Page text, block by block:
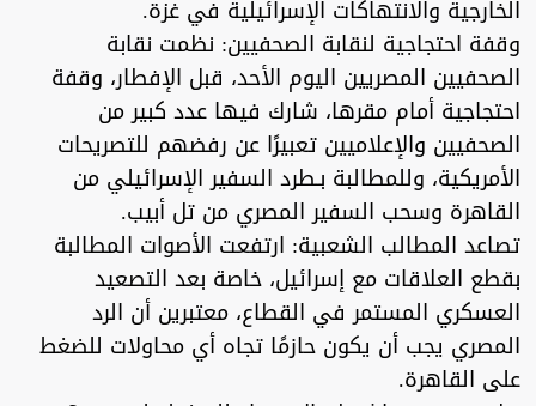
الخارجية والانتهاكات الإسرائيلية في غزة.
وقفة احتجاجية لنقابة الصحفيين: نظمت نقابة
الصحفيين المصريين اليوم الأحد، قبل الإفطار، وقفة
احتجاجية أمام مقرها، شارك فيها عدد كبير من
الصحفيين والإعلاميين تعبيرًا عن رفضهم للتصريحات
الأمريكية، وللمطالبة بـطرد السفير الإسرائيلي من
القاهرة وسحب السفير المصري من تل أبيب.
تصاعد المطالب الشعبية: ارتفعت الأصوات المطالبة
بقطع العلاقات مع إسرائيل، خاصة بعد التصعيد
العسكري المستمر في القطاع، معتبرين أن الرد
المصري يجب أن يكون حازمًا تجاه أي محاولات للضغط
على القاهرة.